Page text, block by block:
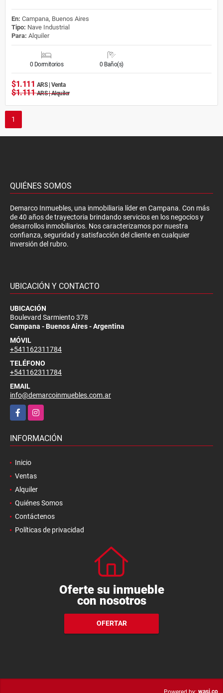
En: Campana, Buenos Aires
Tipo: Nave Industrial
Para: Alquiler
0 Dormitorios 0 Baño(s)
$1.111 ARS | Venta
$1.111ARS | Alquiler
1
QUIÉNES SOMOS
Demarco Inmuebles, una inmobiliaria líder en Campana. Con más
de 40 años de trayectoria brindando servicios en los negocios y
desarrollos inmobiliarios. Nos caracterizamos por nuestra
confianza, seguridad y satisfacción del cliente en cualquier
inversión del rubro.
UBICACIÓN Y CONTACTO
UBICACIÓN
Boulevard Sarmiento 378
Campana - Buenos Aires - Argentina
MÓVIL
+541162311784
TELÉFONO
+541162311784
EMAIL
info@demarcoinmuebles.com.ar
FacebookInstagram
INFORMACIÓN
Inicio
Ventas
Alquiler
Quiénes Somos
Contáctenos
Políticas de privacidad
Oferte su inmueble
con nosotros
OFERTAR
wasi.co